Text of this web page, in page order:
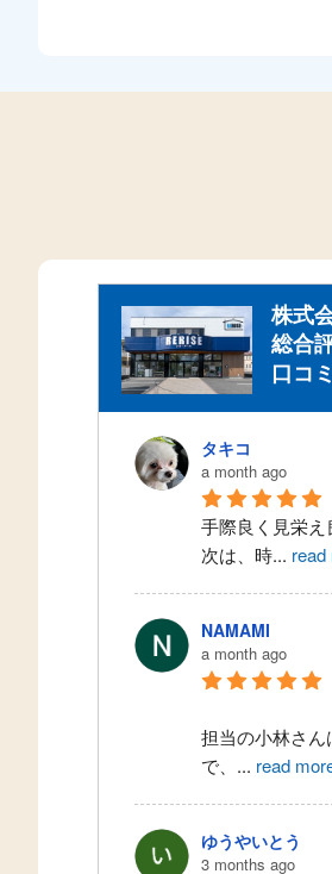
株式
総合
口コ
タキコ
a month ago
手際良く見栄え
次は、時... read
NAMAMI
a month ago
担当の小林さ
で、 ... read
ゆうやいとう
3 months ago